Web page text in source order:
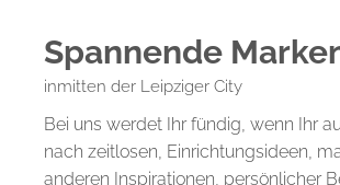
Spannende
inmitten der Leipziger City
Bei uns werdet Ihr fündig, wenn Ihr
nach zeitlosen, Einrichtungsideen,
anderen Inspirationen, persönlicher